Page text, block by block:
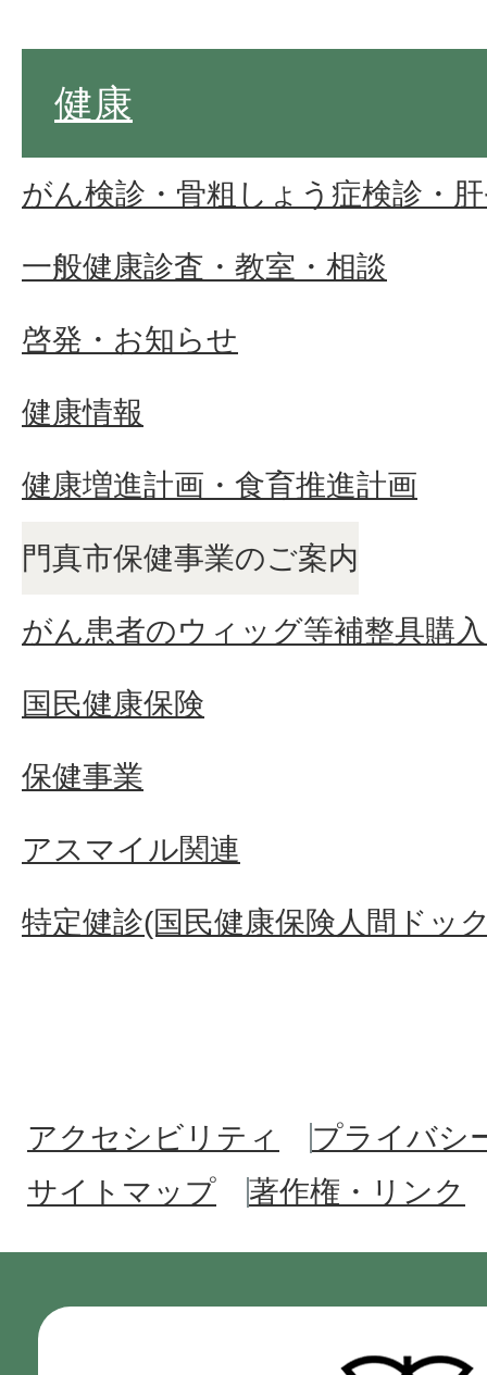
健康
がん検診・骨粗しょう症検診・
一般健康診査・教室・相談
啓発・お知らせ
健康情報
健康増進計画・食育推進計画
門真市保健事業のご案内
がん患者のウィッグ等補整具購
国民健康保険
保健事業
アスマイル関連
特定健診(国民健康保険人間ドッ
アクセシビリティ
プライバシ
サイトマップ
著作権・リンク